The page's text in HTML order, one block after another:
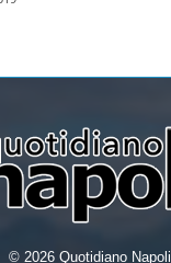
© 2026 Quotidiano Napoli